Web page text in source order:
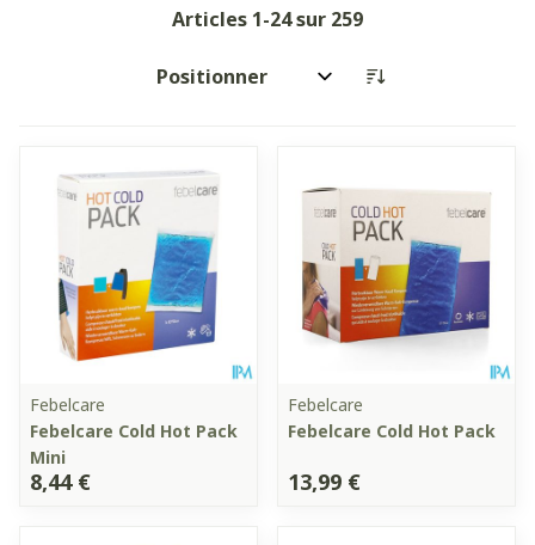
Articles 1-24sur 259
Trier par:
Febelcare
Febelcare Cold Hot Pack
Mini
8,44 €
Febelcare
Febelcare Cold Hot Pack
13,99 €